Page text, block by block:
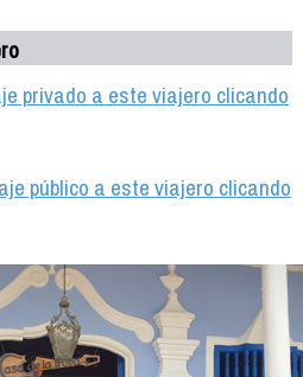
privado a este viajero clicando
público a este viajero clicando